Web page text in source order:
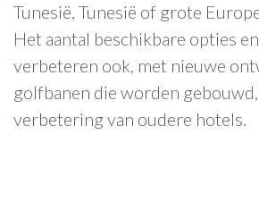
Tunesië, Tunesië of grote
Het aantal beschikbare opties
verbeteren ook, met nieuwe
golfbanen die worden
verbetering van oudere hotels.